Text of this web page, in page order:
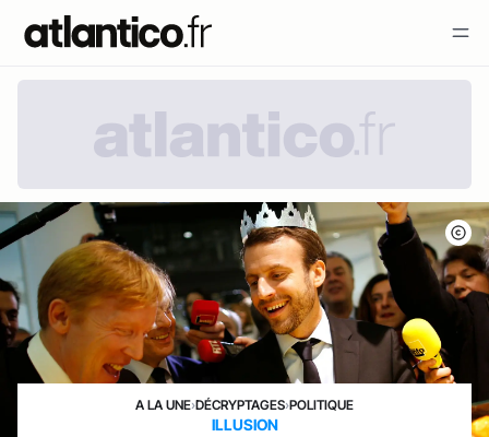
A LA UNE›DÉCRYPTAGES›POLITIQUE
ILLUSION